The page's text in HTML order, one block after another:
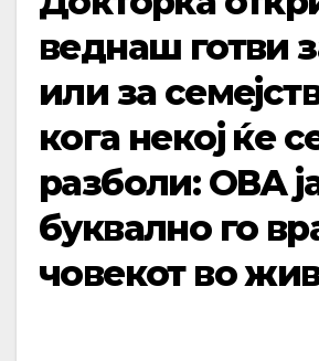
веднаш готви
или за
кога некој ќе
разболи: ОВА
буквално го
човекот во